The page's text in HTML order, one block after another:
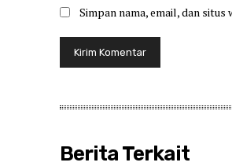
Simpan nama, email, dan
Berita Terkait